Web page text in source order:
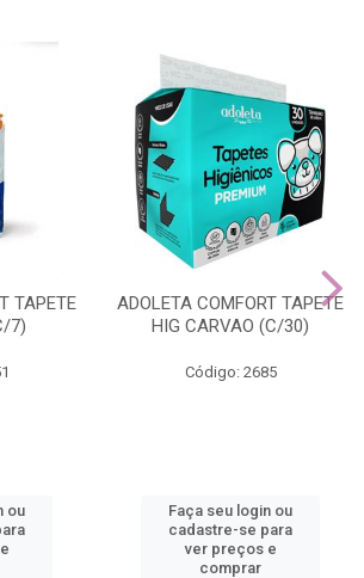
TAPETE
7)
ou
ADOLETA COMFORT TAPETE
HIG CARVAO (C/30)
Código: 2685
Faça seu login ou
cadastre-se para
ver preços e
comprar